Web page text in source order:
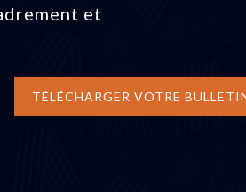
et
TÉLÉCHARGER VOTRE